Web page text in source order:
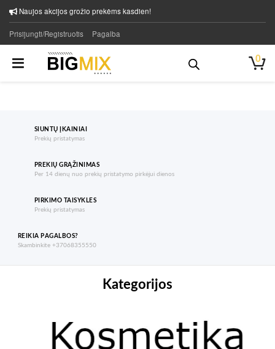
Naujos akcijos grožio prekėms kasdien!
Prisijungti/Registruotis Pagalba
0
SIUNTŲ ĮKAINIAI
Prekių pristatymas
PREKIŲ GRĄŽINIMAS
Per 14 dienų nuo prekių pristatymo pirkėjui dienos
PIRKIMO TAISYKLES
Prekių pristatymas
REIKIA PAGALBOS?
Skambinkite +37068355550
Kategorijos